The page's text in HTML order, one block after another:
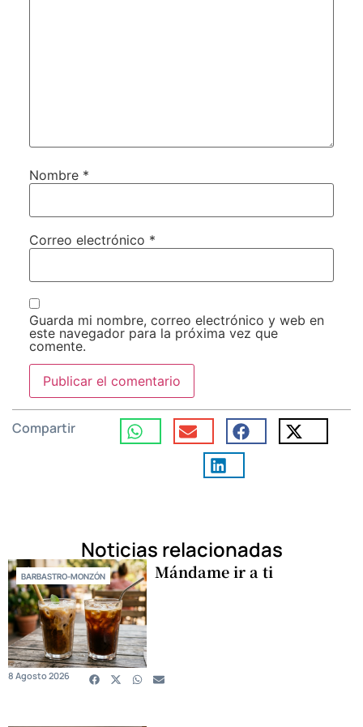
Nombre *
Correo electrónico *
Guarda mi nombre, correo electrónico y web en
este navegador para la próxima vez que
comente.
Compartir
Noticias relacionadas
BARBASTRO-MONZÓN Mándame ir a ti
8 Agosto 2026